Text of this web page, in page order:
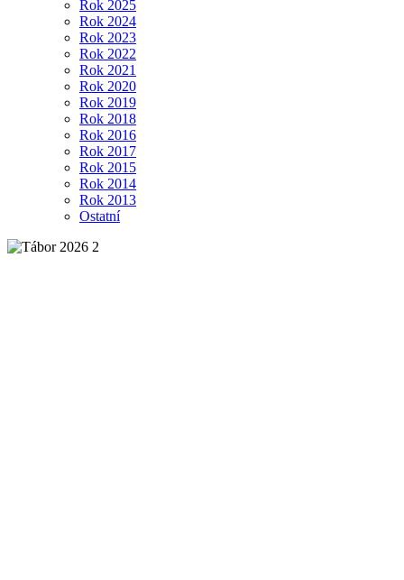
Rok 2025
Rok 2024
Rok 2023
Rok 2022
Rok 2021
Rok 2020
Rok 2019
Rok 2018
Rok 2016
Rok 2017
Rok 2015
Rok 2014
Rok 2013
Ostatní